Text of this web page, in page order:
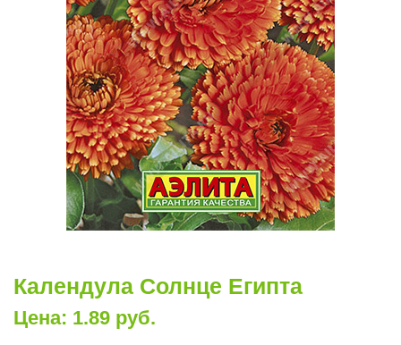
Календула Солнце Египта
Цена: 1.89 руб.